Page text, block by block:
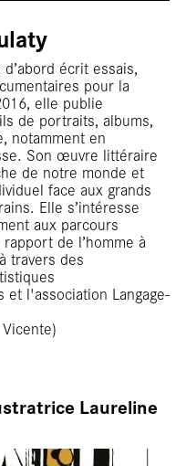
écrit essais,
pour la
elle publie
de portraits, albums,
notamment en
Son œuvre littéraire
de notre monde et
face aux grands
Elle s’intéresse
aux parcours
de l’homme à
travers des
et l'association Langage-
Laureline